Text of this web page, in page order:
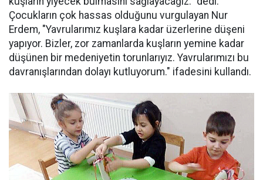
Çocukların çok hassas olduğunu vurgulayan Nur
Erdem, "Yavrularımız kuşlara kadar üzerlerine düşeni
yapıyor. Bizler, zor zamanlarda kuşların yemine kadar
düşünen bir medeniyetin torunlarıyız. Yavrularımızı bu
davranışlarından dolayı kutluyorum." ifadesini kullandı.